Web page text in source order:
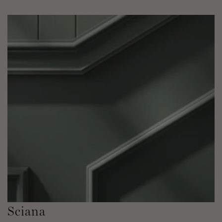
Sciana